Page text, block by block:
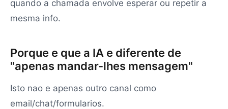
quando a chamada envolve esperar ou repetir a
mesma info.
Porque e que a IA e diferente de
"apenas mandar-lhes mensagem"
Isto nao e apenas outro canal como
email/chat/formularios.